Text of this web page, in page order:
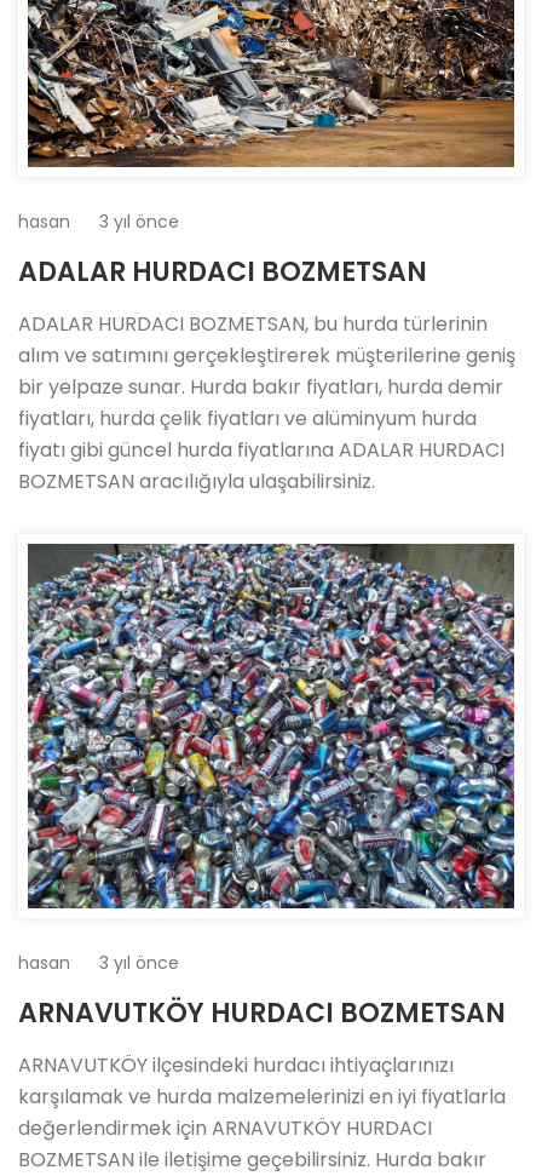
hasan 3 yıl önce
ADALAR HURDACI BOZMETSAN
ADALAR HURDACI BOZMETSAN, bu hurda türlerinin
alım ve satımını gerçekleştirerek müşterilerine geniş
bir yelpaze sunar. Hurda bakır fiyatları, hurda demir
fiyatları, hurda çelik fiyatları ve alüminyum hurda
fiyatı gibi güncel hurda fiyatlarına ADALAR HURDACI
BOZMETSAN aracılığıyla ulaşabilirsiniz.
hasan 3 yıl önce
ARNAVUTKÖY HURDACI BOZMETSAN
ARNAVUTKÖY ilçesindeki hurdacı ihtiyaçlarınızı
karşılamak ve hurda malzemelerinizi en iyi fiyatlarla
değerlendirmek için ARNAVUTKÖY HURDACI
BOZMETSAN ile iletişime geçebilirsiniz. Hurda bakır